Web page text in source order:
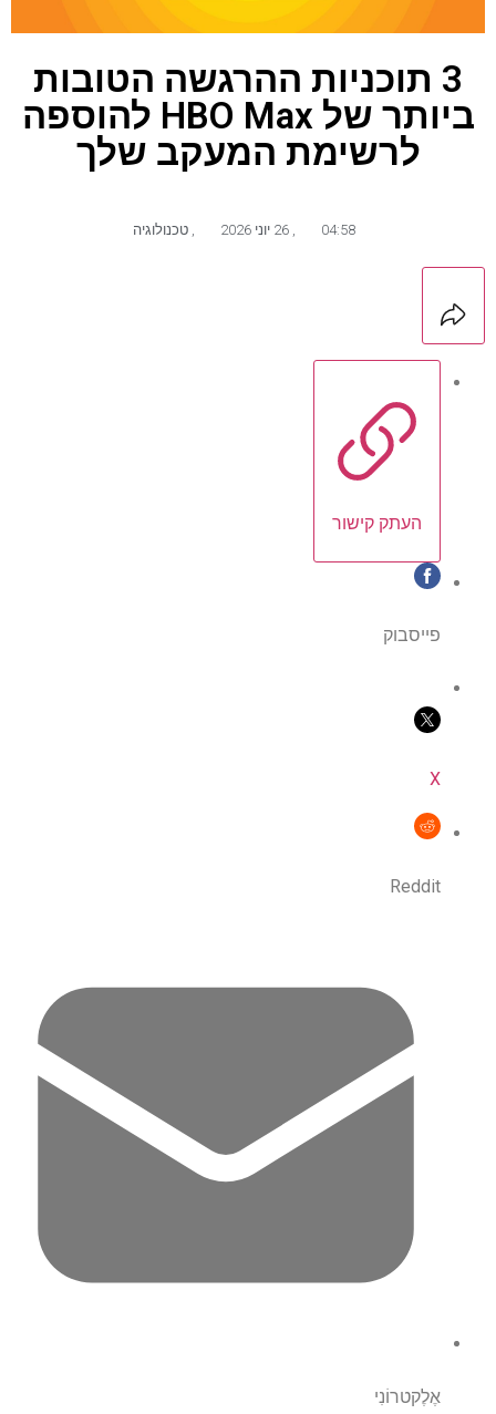
3 תוכניות ההרגשה הטובות
ביותר של HBO Max להוספה
לרשימת המעקב שלך
04:58 26 יוני 2026 טכנולוגיה
העתק קישור
פייסבוק
X
Reddit
אֶלֶקטרוֹנִי